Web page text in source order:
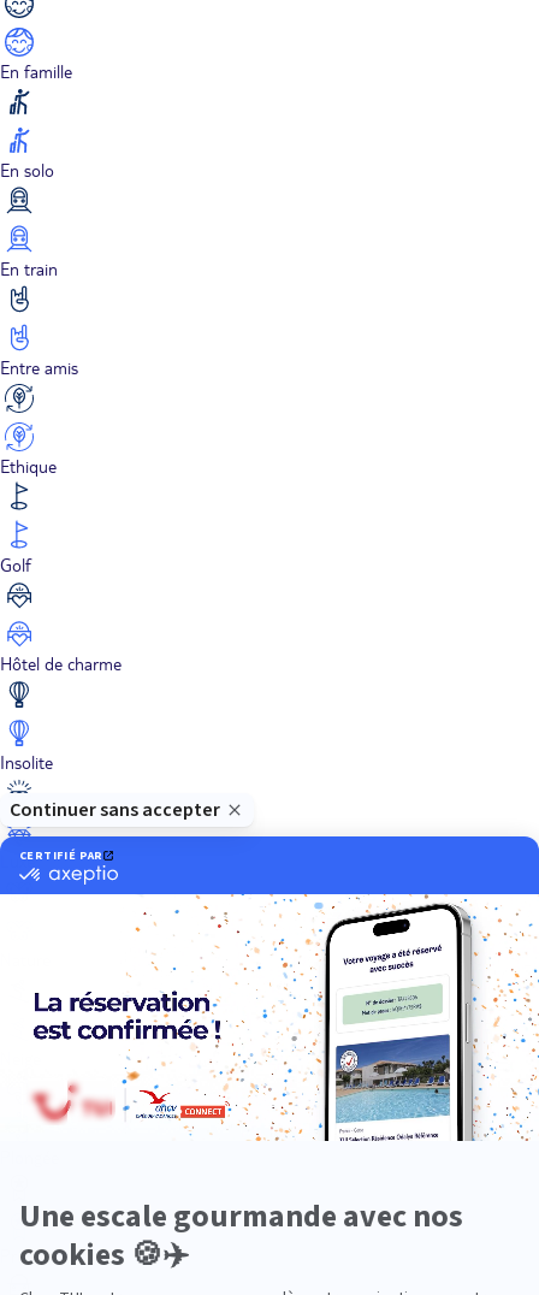
En famille
En solo
En train
Entre amis
Ethique
Golf
Hôtel de charme
Insolite
Luxe
Premium